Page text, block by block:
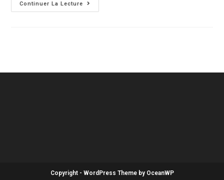
Continuer La Lecture
Copyright - WordPress Theme by OceanWP